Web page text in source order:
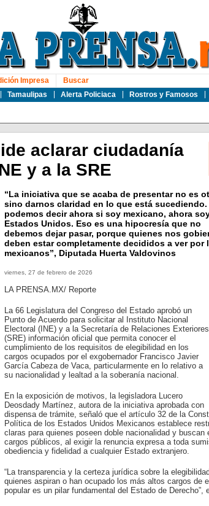
Tamaulipas Alerta Policiaca Rostros y Famosos
Impresa Buscar
aclarar ciudadanía
y a la SRE
“La iniciativa que se acaba de presentar no es
sino darnos claridad en lo que está sucediendo.
podemos decir ahora si soy mexicano, ahora
Estados Unidos. Eso es una hipocresía que no
debemos dejar pasar, porque quienes nos
deben estar completamente decididos a ver por
mexicanos”, Diputada Huerta Valdovinos
viernes, 27 de febrero de 2026
LA PRENSA.MX/ Reporte
La 66 Legislatura del Congreso del Estado aprobó un
Punto de Acuerdo para solicitar al Instituto Nacional
Electoral (INE) y a la Secretaría de Relaciones Exteriores
(SRE) información oficial que permita conocer el
cumplimiento de los requisitos de elegibilidad en los
cargos ocupados por el exgobernador Francisco Javier
García Cabeza de Vaca, particularmente en lo relativo a
su nacionalidad y lealtad a la soberanía nacional.
En la exposición de motivos, la legisladora Lucero
Deosdady Martínez, autora de la iniciativa aprobada con
dispensa de trámite, señaló que el artículo 32 de la
Política de los Estados Unidos Mexicanos establece
claras para quienes poseen doble nacionalidad y buscan
cargos públicos, al exigir la renuncia expresa a toda
obediencia y fidelidad a cualquier Estado extranjero.
“La transparencia y la certeza jurídica sobre la
quienes aspiran o han ocupado los más altos cargos de
popular es un pilar fundamental del Estado de Derecho”,